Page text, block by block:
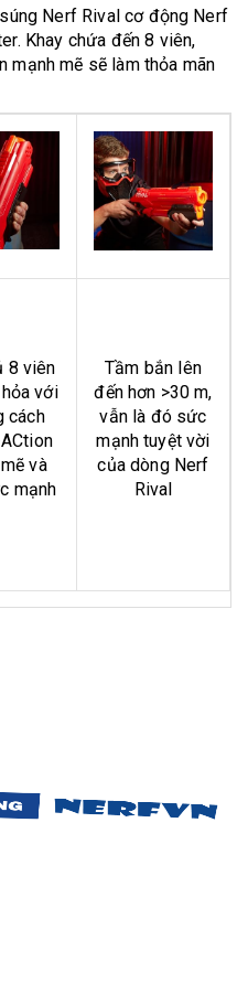
Nerf Rival cơ động Nerf
Khay chứa đến 8 viên,
mạnh mẽ sẽ làm thỏa mãn
8 viên
với
cách
và
mạnh
Tầm bắn lên
đến hơn >30 m,
vẫn là đó sức
mạnh tuyệt vời
của dòng Nerf
Rival